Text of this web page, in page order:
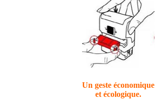
Un geste économique
et écologique.